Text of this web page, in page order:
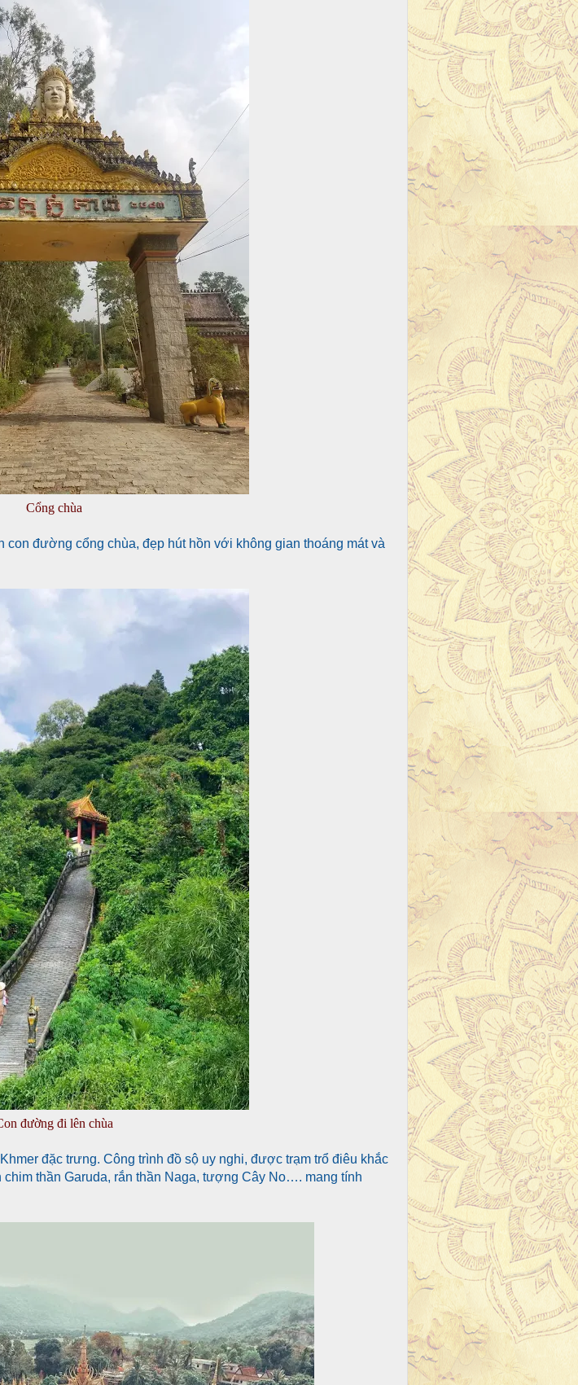
Cổng chùa
đường cổng chùa, đẹp hút hồn với không gian thoáng mát và
đường đi lên chùa
đặc trưng. Công trình đồ sộ uy nghi, được trạm trổ điêu khắc
thần Garuda, rắn thần Naga, tượng Cây No…. mang tính